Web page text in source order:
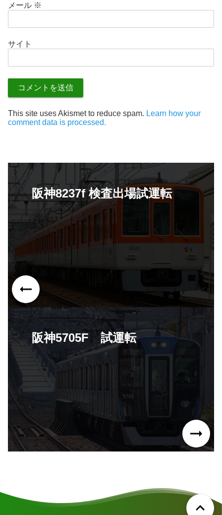
メール ※
サイト
This site uses Akismet to reduce spam. Learn how your
comment data is processed.
阪神8237f 検査出場試運転
阪神5705F 試運転